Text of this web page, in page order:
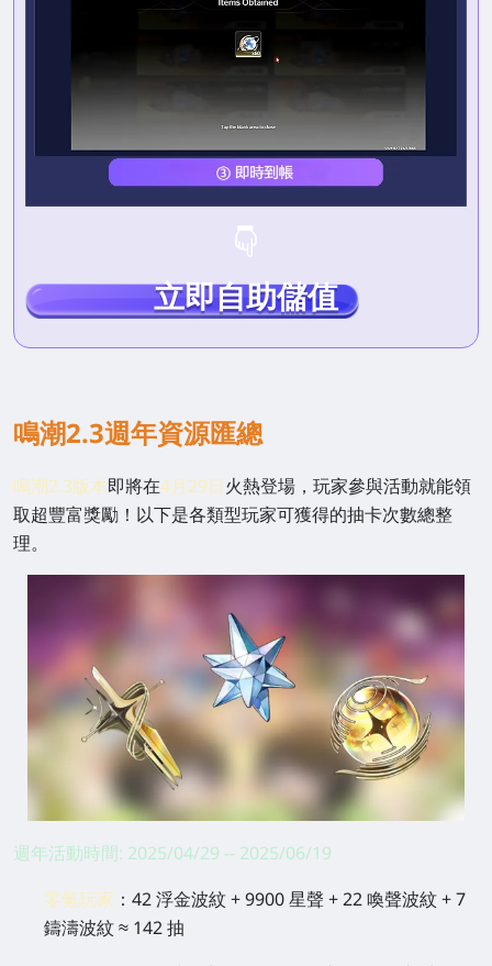
立即自助儲值
鳴潮2.3週年資源匯總
鳴潮2.3版本即將在4月29日火熱登場，玩家參與活動就能領
取超豐富獎勵！以下是各類型玩家可獲得的抽卡次數總整
理。
週年活動時間: 2025/04/29 -- 2025/06/19
零氪玩家 ： 42 浮金波紋 + 9900 星聲 + 22 喚聲波紋 + 7
鑄濤波紋 ≈ 142 抽